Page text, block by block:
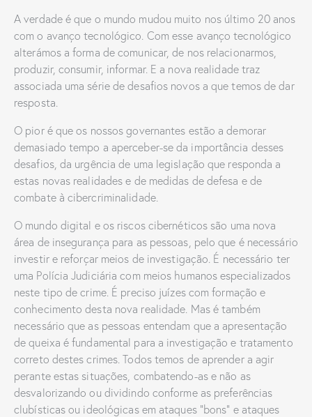
A verdade é que o mundo mudou muito nos último 20 anos
com o avanço tecnológico. Com esse avanço tecnológico
alterámos a forma de comunicar, de nos relacionarmos,
produzir, consumir, informar. E a nova realidade traz
associada uma série de desafios novos a que temos de dar
resposta.
O pior é que os nossos governantes estão a demorar
demasiado tempo a aperceber-se da importância desses
desafios, da urgência de uma legislação que responda a
estas novas realidades e de medidas de defesa e de
combate à cibercriminalidade.
O mundo digital e os riscos cibernéticos são uma nova
área de insegurança para as pessoas, pelo que é necessário
investir e reforçar meios de investigação. É necessário ter
uma Polícia Judiciária com meios humanos especializados
neste tipo de crime. É preciso juízes com formação e
conhecimento desta nova realidade. Mas é também
necessário que as pessoas entendam que a apresentação
de queixa é fundamental para a investigação e tratamento
correto destes crimes. Todos temos de aprender a agir
perante estas situações, combatendo-as e não as
desvalorizando ou dividindo conforme as preferências
clubísticas ou ideológicas em ataques “bons” e ataques